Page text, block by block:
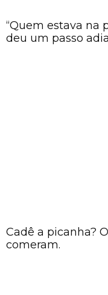
“Quem estava na
deu um passo
Cadê a picanha?
comeram.